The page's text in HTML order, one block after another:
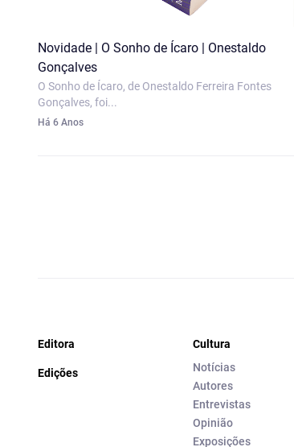
Novidade | O Sonho de Ícaro | Onestaldo
Gonçalves
O Sonho de Ícaro, de Onestaldo Ferreira Fontes
Gonçalves, foi...
Há 6 Anos
Editora
Edições
Cultura
Notícias
Autores
Entrevistas
Opinião
Exposições